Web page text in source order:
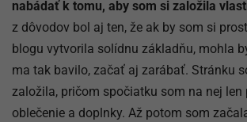
nabádať k tomu, aby som si založila
z dôvodov bol aj ten, že ak by som si
blogu vytvorila solídnu základňu, mohla
ma tak bavilo, začať aj zarábať. Stránku
založila, pričom spočiatku som na nej len
oblečenie a doplnky. Až potom som